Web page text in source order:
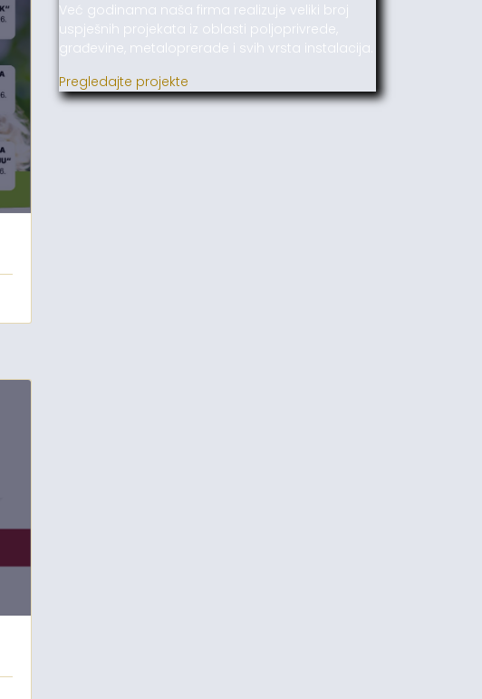
Već godinama naša firma realizuje veliki broj
uspješnih projekata iz oblasti poljoprivrede,
građevine, metaloprerade i svih vrsta instalacija.
Pregledajte projekte